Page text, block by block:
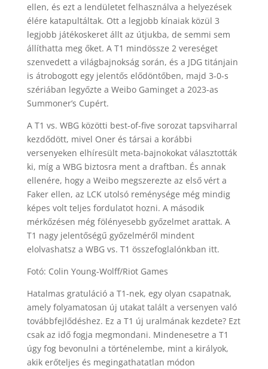
ellen, és ezt a lendületet felhasználva a helyezések
élére katapultáltak. Ott a legjobb kínaiak közül 3
legjobb játékoskeret állt az útjukba, de semmi sem
állíthatta meg őket. A T1 mindössze 2 vereséget
szenvedett a világbajnokság során, és a JDG titánjain
is átrobogott egy jelentős elődöntőben, majd 3-0-s
szériában legyőzte a Weibo Gaminget a 2023-as
Summoner’s Cupért.
A T1 vs. WBG közötti best-of-five sorozat tapsviharral
kezdődött, mivel Oner és társai a korábbi
versenyeken elhíresült meta-bajnokokat választották
ki, míg a WBG biztosra ment a draftban. És annak
ellenére, hogy a Weibo megszerezte az első vért a
Faker ellen, az LCK utolsó reménysége még mindig
képes volt teljes fordulatot hozni. A második
mérkőzésen még fölényesebb győzelmet arattak. A
T1 nagy jelentőségű győzelméről mindent
elolvashatsz a WBG vs. T1 összefoglalónkban itt.
Fotó: Colin Young-Wolff/Riot Games
Hatalmas gratuláció a T1-nek, egy olyan csapatnak,
amely folyamatosan új utakat talált a versenyen való
továbbfejlődéshez. Ez a T1 új uralmának kezdete? Ezt
csak az idő fogja megmondani. Mindenesetre a T1
úgy fog bevonulni a történelembe, mint a királyok,
akik erőteljes és megingathatatlan módon